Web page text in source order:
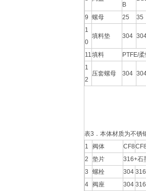
B
9 螺母 25
35
1
0
填料垫 304
11填料
PTFE/
1
2
压套螺母 304
表3．本体材质为不锈
1
阀体 CF8
2
垫片
316+石
3
螺栓 304 316
4
阀座 304 316